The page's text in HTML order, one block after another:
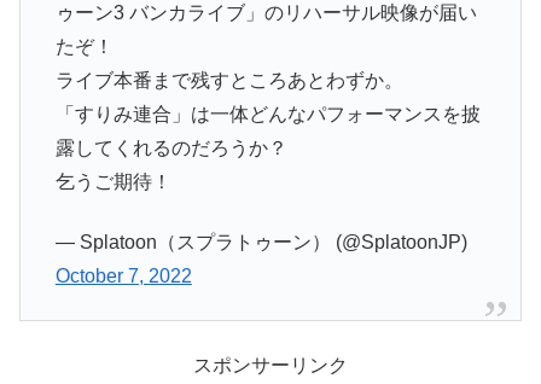
ゥーン3 バンカライブ」のリハーサル映像が届い
たぞ！
ライブ本番まで残すところあとわずか。
「すりみ連合」は一体どんなパフォーマンスを披
露してくれるのだろうか？
乞うご期待！
— Splatoon（スプラトゥーン） (@SplatoonJP)
October 7, 2022
スポンサーリンク